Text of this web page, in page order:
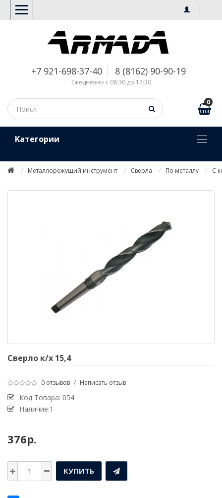
+7 921-698-37-40 8 (8162) 90-90-19
Ежедневно с 08:30 до 17:30
0
Kатегории
Металлорежущий инструмент Сверла По металлу С
Сверло к/х 15,4
0 отзывов / Написать отзыв
Код Товара: 054
Наличие:1
376р.
КУПИТЬ